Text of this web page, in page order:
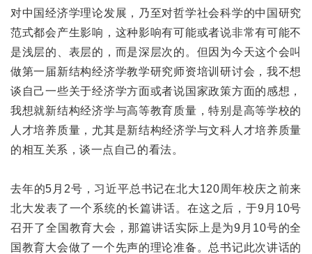
对中国经济学理论发展，乃至对哲学社会科学的中国研究
范式都会产生影响，这种影响有可能或者说非常有可能不
是浅层的、表层的，而是深层次的。但因为今天这个会叫
做第一届新结构经济学教学研究师资培训研讨会，我不想
谈自己一些关于经济学方面或者说国家政策方面的感想，
我想就新结构经济学与高等教育质量，特别是高等学校的
人才培养质量，尤其是新结构经济学与文科人才培养质量
的相互关系，谈一点自己的看法。
去年的5月2号，习近平总书记在北大120周年校庆之前来
北大发表了一个系统的长篇讲话。在这之后，于9月10号
召开了全国教育大会，那篇讲话实际上是为9月10号的全
国教育大会做了一个先声的理论准备。总书记此次讲话的